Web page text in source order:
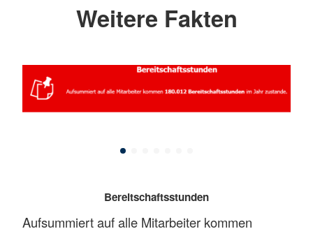
Weitere Fakten
Bereitschaftsstunden
Aufsummiert auf alle Mitarbeiter kommen